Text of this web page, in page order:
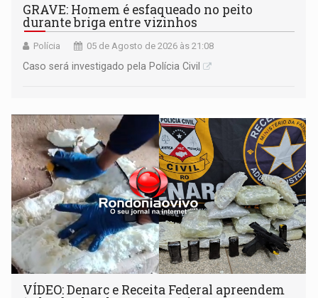
GRAVE: Homem é esfaqueado no peito
durante briga entre vizinhos
Polícia 05 de Agosto de 2026 às 21:08
Caso será investigado pela Polícia Civil
VÍDEO: Denarc e Receita Federal apreendem